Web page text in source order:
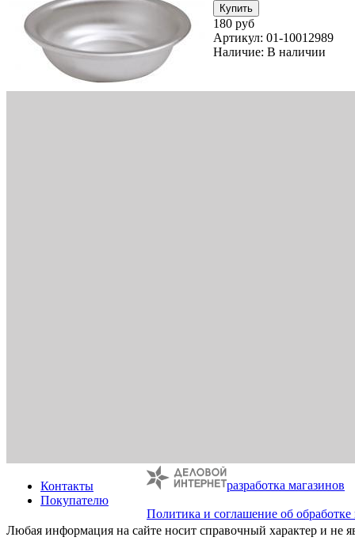
180 руб
Артикул: 01-10012989
Наличие: В наличии
Контакты
Покупателю
разработка магазинов
Политика и соглашение об
Любая информация на сайте носит справочный характер и не